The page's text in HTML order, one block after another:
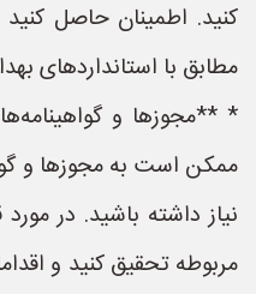
کنید. اطمینان حاصل
مطابق با استانداردهای
* **مجوزها و
ممکن است به مجوزها و
نیاز داشته باشید. در
مربوطه تحقیق کنید و